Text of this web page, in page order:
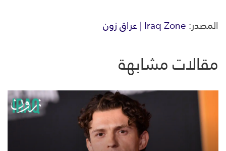
المصدر:Iraq Zone | عراق زون
مقالات مشابهة